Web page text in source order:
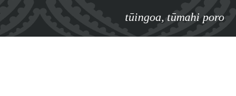
tūingoa, tūmahi poro